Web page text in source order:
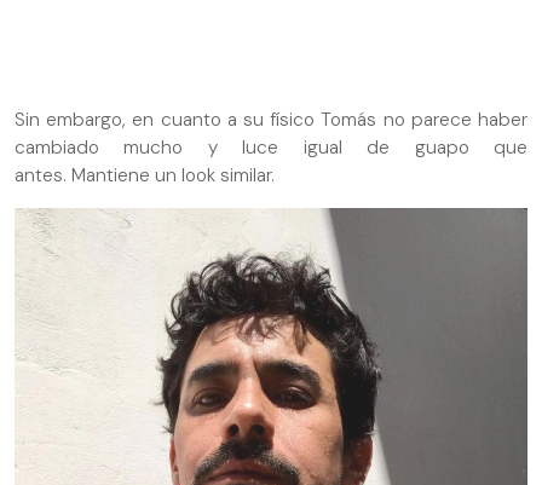
Sin embargo, en cuanto a su físico Tomás no parece haber
cambiado mucho y luce igual de guapo que
antes. Mantiene un look similar.